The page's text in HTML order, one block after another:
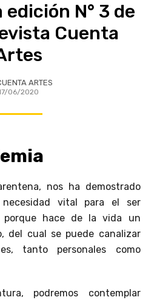
edición N° 3 de
Cuenta
ARTES
06/2020
nos ha demostrado
vital para el ser
porque hace de la vida un
del cual se puede canalizar
tanto personales como
podremos contemplar